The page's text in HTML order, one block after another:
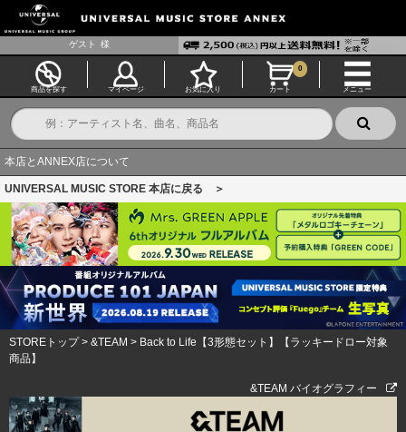
ゲスト 様
商品を探す マイページ お気に入り カート
0
メニュー
本店とANNEX店について
UNIVERSAL MUSIC STORE 本店に戻る ＞
STOREトップ> &TEAM > Back to Life【3形態セット】【ラッキードロー対象
商品】
&TEAM バイオグラフィー